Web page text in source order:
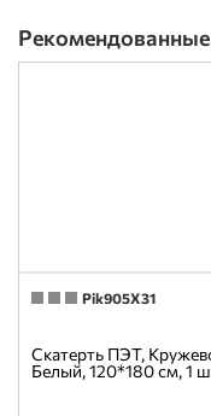
Pik905X31
Скатерть ПЭТ,
Белый, 120*180 см, 1